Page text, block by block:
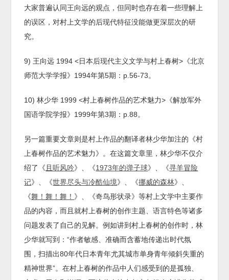
大家普遍认同王向远的观点，但同时也存在着一些理解上
的误区，对村上文学的后现代特征没能做更深层次的研
究。
9) 王向远 1994 <日本后现代主义文学与村上春树>《北京
师范大学学报》1994年第5期：p.56-73。
10) 林少华 1999 <村上春树作品的艺术魅力>《解放军外
国语学院学报》1999年第3期：p.88。
另一篇重要文章则是村上作品的翻译者林少华加注的《村
上春树作品的艺术魅力》。在这篇文章里，林少华不仅介
绍了《 且听风吟》、《1973年的弹子球》、《寻羊冒险
记》、《世界尽头与冷酷仙境》、《挪威的森林》、
《舞！舞！舞！ 》、《奇鸟形状录》等村上文学中主要作
品的内容，而且就村上春树的创作主题、语言特色等诸多
问题发表了自己的见解。例如讲到村上春树的创作时，林
少华就写到：“作者敏感、准确而含蓄地传递出时代氛
围，扫描出80年代日本青年尤其城市单身青年倾斜失重的
精神世界”。在村上春树的作品中人们感受到的是孤独、